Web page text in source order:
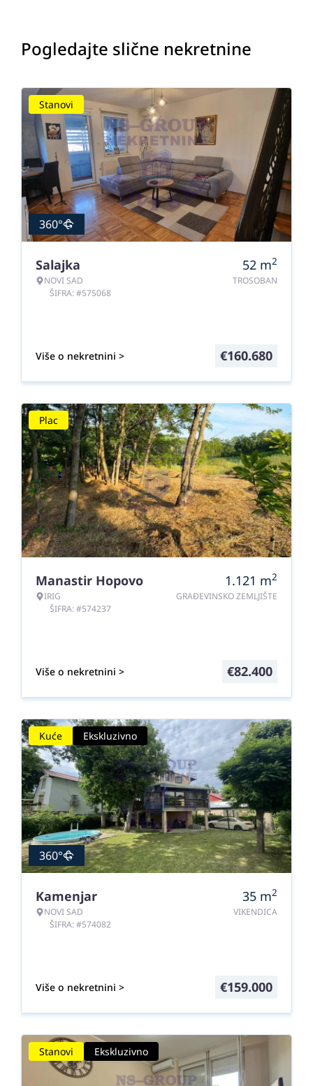
Pogledajte slične nekretnine
Stanovi
360°
Salajka
NOVI SAD
ŠIFRA: #575068
52 m2
TROSOBAN
Više o nekretnini > €160.680
Plac
Manastir Hopovo
IRIG
ŠIFRA: #574237
1.121 m2
GRAĐEVINSKO ZEMLJIŠTE
Više o nekretnini > €82.400
Kuće Ekskluzivno
360°
Kamenjar
NOVI SAD
ŠIFRA: #574082
35 m2
VIKENDICA
Više o nekretnini > €159.000
Stanovi Ekskluzivno